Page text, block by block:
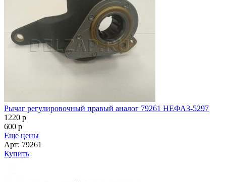
Рычаг регулировочный правый аналог 79261 НЕФАЗ-5297
1220 p
600 p
Еще цены
Арт: 79261
Купить